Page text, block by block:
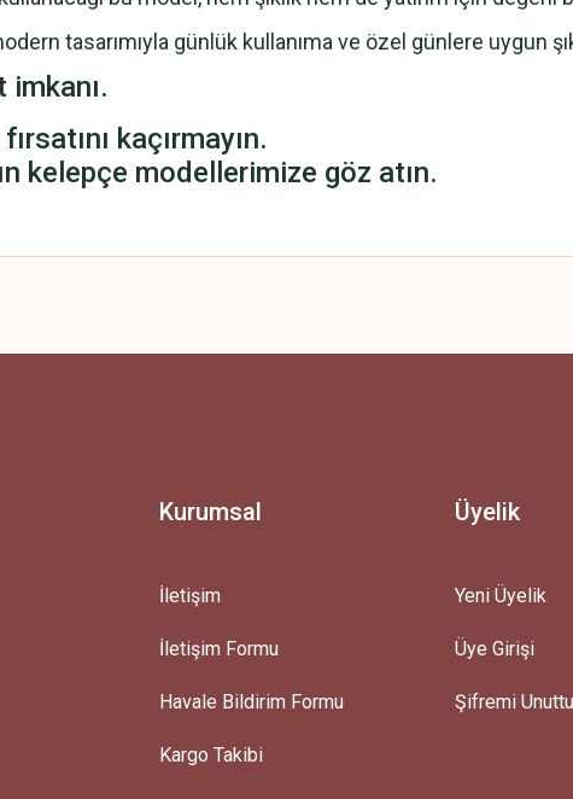
tasarımıyla günlük kullanıma ve özel günlere uygun
kaçırmayın.
kelepçe modellerimize göz atın.
Bu ürüne ilk yorumu siz yapın!
Ürün hakkında henüz soru sorulmamış.
Gönder
Kurumsal
İletişim
İletişim Formu
Havale Bildirim Formu
Kargo Takibi
Üyelik
Yeni Üyelik
Üye Girişi
Şifremi